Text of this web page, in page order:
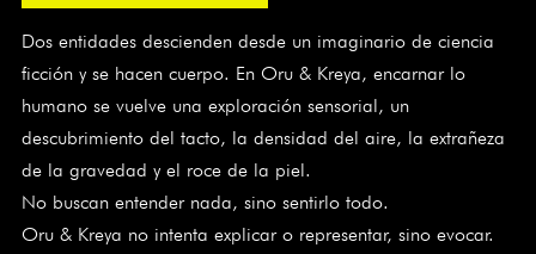
Dos entidades descienden desde un imaginario de ciencia
ficción y se hacen cuerpo. En Oru & Kreya, encarnar lo
humano se vuelve una exploración sensorial, un
descubrimiento del tacto, la densidad del aire, la extrañeza
de la gravedad y el roce de la piel.
No buscan entender nada, sino sentirlo todo.
Oru & Kreya no intenta explicar o representar, sino evocar.